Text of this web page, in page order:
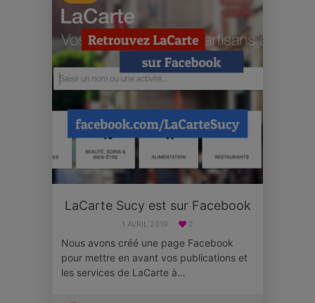
LaCarte Sucy est sur Facebook
1 AVRIL 2019 2
Nous avons créé une page Facebook
pour mettre en avant vos publications et
les services de LaCarte à…